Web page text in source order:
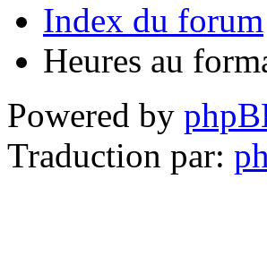
Index du forum
Heures au
Powered by
Traduction par: